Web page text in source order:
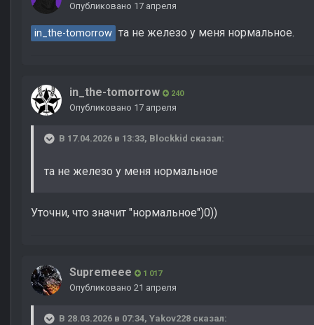
Опубликовано 17 апреля
in_the-tomorrow та не железо у меня нормальное.
in_the-tomorrow 240
Опубликовано 17 апреля
В 17.04.2026 в 13:33, Blockkid сказал:
та не железо у меня нормальное
Уточни, что значит "нормальное")0))
Supremeee 1 017
Опубликовано 21 апреля
В 28.03.2026 в 07:34, Yakov228 сказал: